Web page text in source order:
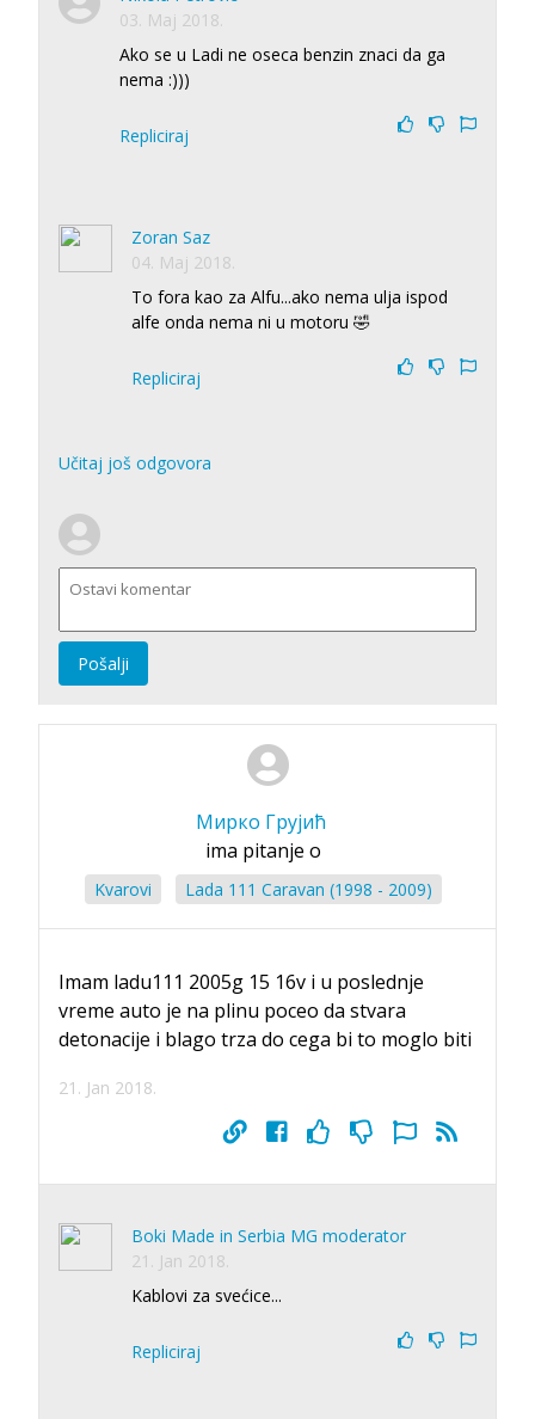
03. Maj 2018.
Ako se u Ladi ne oseca benzin znaci da ga
nema :)))
Repliciraj
Zoran Saz
04. Maj 2018.
To fora kao za Alfu...ako nema ulja ispod
alfe onda nema ni u motoru 🤣
Repliciraj
Učitaj još odgovora
Pošalji
Мирко Грујић
ima pitanje o
Kvarovi Lada 111 Caravan (1998 - 2009)
Imam ladu111 2005g 15 16v i u poslednje
vreme auto je na plinu poceo da stvara
detonacije i blago trza do cega bi to moglo biti
21. Jan 2018.
Boki Made in Serbia MG moderator
21. Jan 2018.
Kablovi za svećice...
Repliciraj